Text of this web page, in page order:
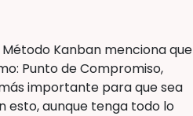
Kanban menciona que
Punto de Compromiso,
importante para que sea
esto, aunque tenga todo lo